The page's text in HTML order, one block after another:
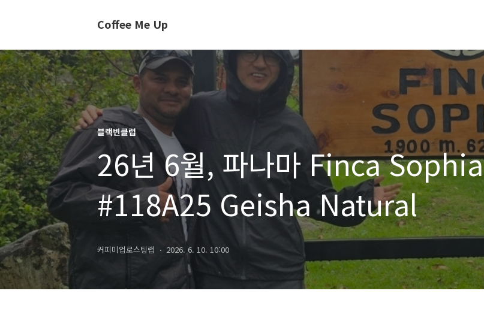
Coffee Me Up
블랙빈클럽
26년 6월, 파나마 Finca Sophia
#118A25 Geisha Natural
커피미업로스팅랩 2026. 6. 10. 10:00